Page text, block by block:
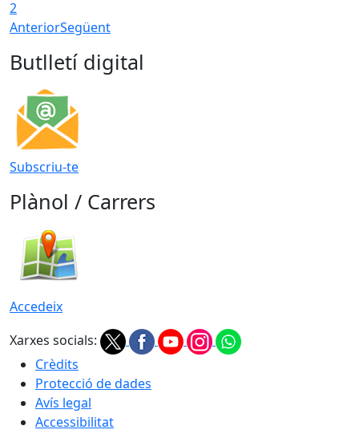
2
AnteriorSegüent
Butlletí digital
Subscriu-te
Plànol / Carrers
Accedeix
Xarxes socials:
Crèdits
Protecció de dades
Avís legal
Accessibilitat